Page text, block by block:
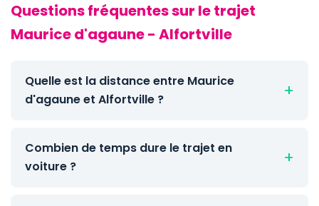
Questions fréquentes sur le trajet
Maurice d'agaune - Alfortville
Quelle est la distance entre Maurice
d'agaune et Alfortville ?
Combien de temps dure le trajet en
voiture ?